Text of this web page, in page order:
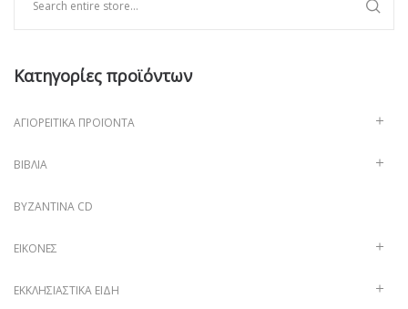
Κατηγορίες προϊόντων
ΑΓΙΟΡΕΊΤΙΚΑ ΠΡΟΪΌΝΤΑ
ΒΙΒΛΊΑ
ΒΥΖΑΝΤΙΝΑ CD
ΕΙΚΌΝΕΣ
ΕΚΚΛΗΣΙΑΣΤΙΚΆ ΕΊΔΗ